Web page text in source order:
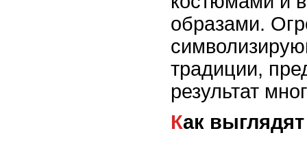
образами.
традиции,
результат
Как